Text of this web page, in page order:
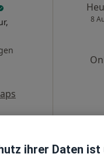
8
ihrer Daten